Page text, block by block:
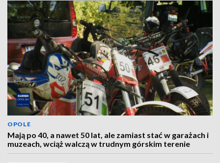
OPOLE
Mają po 40, a nawet 50 lat, ale zamiast stać w garażach i
muzeach, wciąż walczą w trudnym górskim terenie